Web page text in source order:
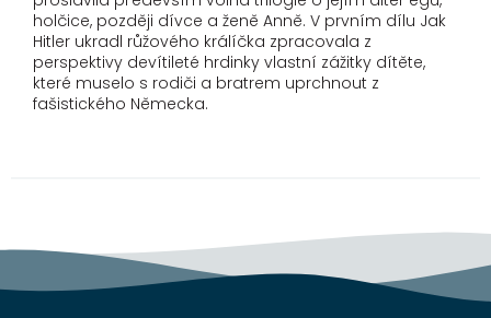
holčice, později dívce a ženě Anně. V prvním dílu Jak
Hitler ukradl růžového králíčka zpracovala z
perspektivy devítileté hrdinky vlastní zážitky dítěte,
které muselo s rodiči a bratrem uprchnout z
fašistického Německa.